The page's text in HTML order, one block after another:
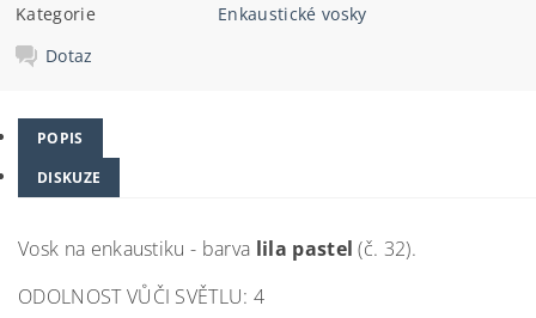
Kategorie
Enkaustické vosky
Dotaz
POPIS
DISKUZE
Vosk na enkaustiku - barva lila pastel (č. 32).
ODOLNOST VŮČI SVĚTLU: 4